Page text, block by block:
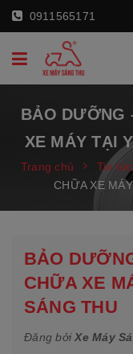
0911565171
BẢO DƯỠNG
XE MÁY TẠI
Trang chủ Tin tức
CHỮA XE
BẢO
CHỮA XE
SÁNG THU
Đăng bởiXe Máy